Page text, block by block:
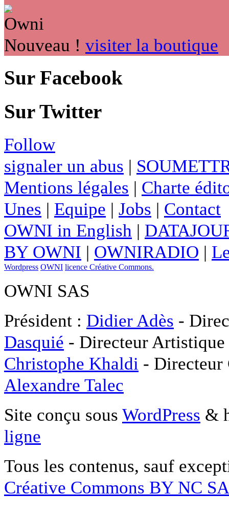
Nouveau ! visiter la boutique
Sur Facebook
Sur Twitter
Follow
signaler un abus |
Mentions légales | Charte
Unes | Equipe | Jobs | Contact
OWNI in English |
BY OWNI | OWNIRADIO |
Wordpress OWNI licence Créative Commons.
OWNI SAS
Président : Didier Adès -
Dasquié - Directeur
Christophe Khaldi -
Alexandre Talec
Site conçu sous WordPress &
ligne
Tous les contenus, sauf
Créative Commons BY NC SA